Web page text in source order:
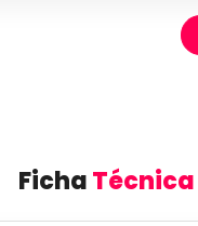
FichaTécnica